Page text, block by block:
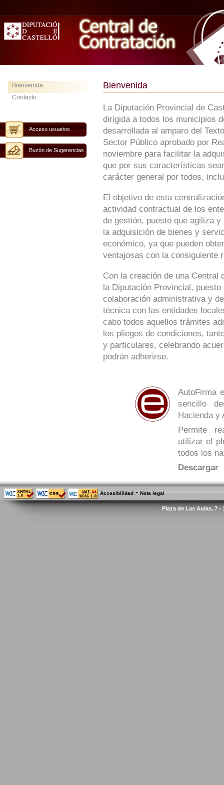
Bienvenida
Contacto
Acceso usuarios
Buzón de Sugerencias
Bienvenida
La Diputación Provincial de
dirigida a todos los municipios
desarrollada al amparo del
Sector Público aprobado por
noviembre para facilitar la
que por sus características
carácter general por todos,
El objetivo de esta
actividad contractual de los
de gestión, puesto que agiliza
la adquisición de bienes y
económico, ya que pueden
ventajosas con la consiguiente
Con la creación de una Central
la Diputación Provincial,
colaboración administrativa y
técnica con las entidades
cabo todos aquellos trámites
los pliegos de condiciones,
y particulares, celebrando
podrán adherirse.
AutoFirma
sencillo
Hacienda y
Permite
utilizar el
todos los
Descargar
Accesibilidad - Nota legal
Plaza de Las Aulas, 7 -